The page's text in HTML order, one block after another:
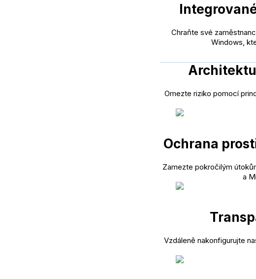
Chraňte své
Windows,
Omezte riziko pomocí
Ochrana
Zamezte pokročilým
a
Vzdáleně nakonfigurujte